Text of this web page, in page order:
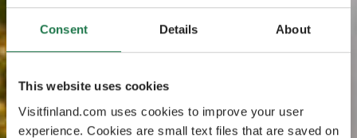
Consent Details About
This website uses cookies
Visitfinland.com uses cookies to improve your user
experience. Cookies are small text files that are saved on